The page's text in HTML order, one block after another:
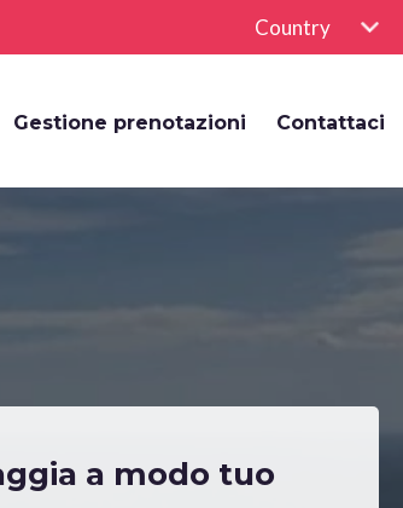
Country
Gestione prenotazioni Contattaci
a modo tuo